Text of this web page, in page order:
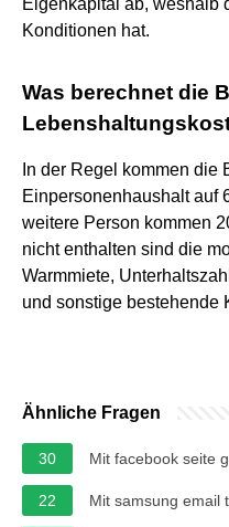
Konditionen hat.
Was berechnet die
In der Regel kommen die
Einpersonenhaushalt auf
weitere Person kommen
nicht enthalten sind die
Warmmiete,
und sonstige bestehende
Ähnliche Fragen
30 Mit facebook seite
22 Mit samsung email